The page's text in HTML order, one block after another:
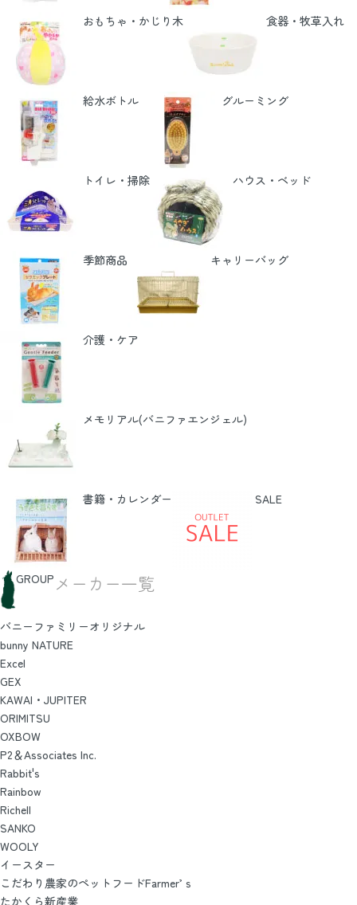
おもちゃ・かじり木 食器・牧草入れ
給水ボトル グルーミング
トイレ・掃除 ハウス・ベッド
季節商品 キャリーバッグ
介護・ケア
メモリアル(バニファエンジェル)
書籍・カレンダー SALE
GROUP メーカー一覧
バニーファミリーオリジナル
bunny NATURE
Excel
GEX
KAWAI・JUPITER
ORIMITSU
OXBOW
P2＆Associates Inc.
Rabbit's
Rainbow
Richell
SANKO
WOOLY
イースター
こだわり農家のペットフードFarmer’ｓ
たかくら新産業